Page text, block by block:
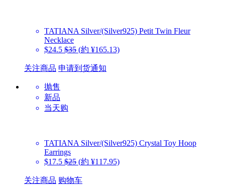
TATIANA Silver/(Silver925) Petit Twin Fleur
Necklace
$24.5 $35 (約 ¥165.13)
关注商品 申请到货通知
抛售
新品
当天购
TATIANA Silver/(Silver925) Crystal Toy Hoop
Earrings
$17.5 $25 (約 ¥117.95)
关注商品 购物车